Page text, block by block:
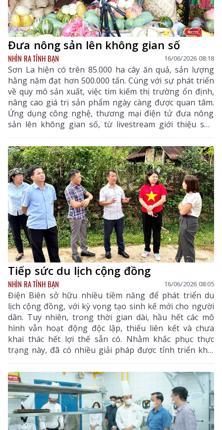
Đưa nông sản lên không gian số
NHÌN RA TỈNH BẠN 16/06/2026 08:18
Sơn La hiện có trên 85.000 ha cây ăn quả, sản lượng
hằng năm đạt hơn 500.000 tấn. Cùng với sự phát triển
về quy mô sản xuất, việc tìm kiếm thị trường ổn định,
nâng cao giá trị sản phẩm ngày càng được quan tâm.
Ứng dụng công nghệ, thương mại điện tử đưa nông
sản lên không gian số, từ livestream giới thiệu sản
phẩm, xây dựng những gian hàng trực tuyến đến các
kênh bán hàng trên mạng xã hội đang trở thành
hướng đi mới cho tiêu thụ nông sản địa phương.
Tiếp sức du lịch cộng đồng
NHÌN RA TỈNH BẠN 16/06/2026 08:05
Điện Biên sở hữu nhiều tiềm năng để phát triển du
lịch cộng đồng, với kỳ vọng tạo sinh kế mới cho người
dân. Tuy nhiên, trong thời gian dài, hầu hết các mô
hình vẫn hoạt động độc lập, thiếu liên kết và chưa
khai thác hết lợi thế sẵn có. Nhằm khắc phục thực
trạng này, đã có nhiều giải pháp được tỉnh triển khai
đồng bộ, nhằm “tiếp sức” cho loại hình du lịch này
phát triển bền vững, chuyên nghiệp.